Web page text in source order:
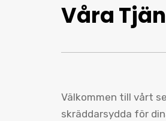
Våra
Välkommen till vårt
skräddarsydda för